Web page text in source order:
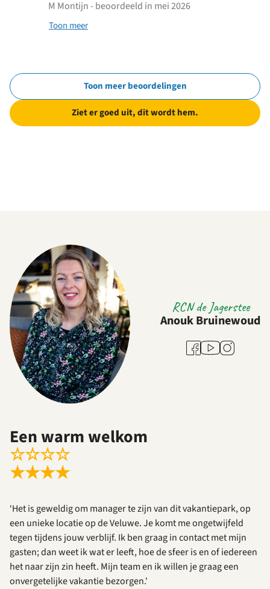
M Montijn - beoordeeld in mei 2026
Toon meer
Toon meer beoordelingen
Ziet er goed uit, dit wordt hem.
RCN de Jagerstee
Anouk Bruinewoud
Facebook
YoutubeInstagram
Een warm welkom
☆☆☆☆
★★★★
‘Het is geweldig om manager te zijn van dit vakantiepark, op
een unieke locatie op de Veluwe. Je komt me ongetwijfeld
tegen tijdens jouw verblijf. Ik ben graag in contact met mijn
gasten; dan weet ik wat er leeft, hoe de sfeer is en of iedereen
het naar zijn zin heeft. Mijn team en ik willen je graag een
onvergetelijke vakantie bezorgen.'